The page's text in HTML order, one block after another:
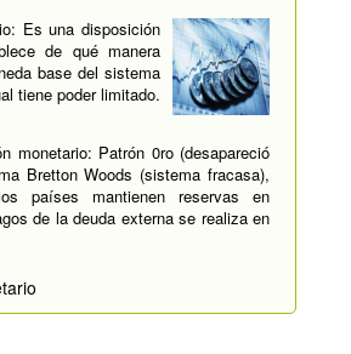
Es una disposición
de qué manera
base del sistema
tiene poder limitado.
monetario: Patrón 0ro (desapareció
Bretton Woods (sistema fracasa),
países mantienen reservas en
de la deuda externa se realiza en